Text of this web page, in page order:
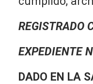
REGISTRADO
EXPEDIENTE
DADO EN LA